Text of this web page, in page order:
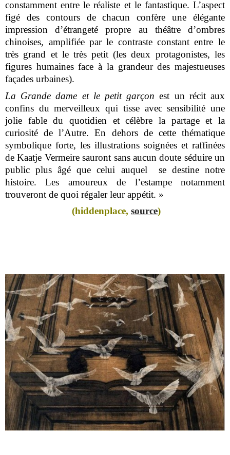
constamment entre le réaliste et le fantastique. L’aspect
figé des contours de chacun confère une élégante
impression d’étrangeté propre au théâtre d’ombres
chinoises, amplifiée par le contraste constant entre le
très grand et le très petit (les deux protagonistes, les
figures humaines face à la grandeur des majestueuses
façades urbaines).
La Grande dame et le petit garçon est un récit aux
confins du merveilleux qui tisse avec sensibilité une
jolie fable du quotidien et célèbre la partage et la
curiosité de l’Autre. En dehors de cette thématique
symbolique forte, les illustrations soignées et raffinées
de Kaatje Vermeire sauront sans aucun doute séduire un
public plus âgé que celui auquel se destine notre
histoire. Les amoureux de l’estampe notamment
trouveront de quoi régaler leur appétit. »
(hiddenplace, source)